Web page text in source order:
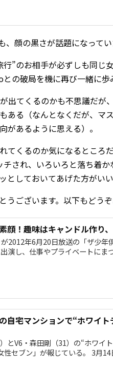
顔の黒さが話題になってい
”のお相手が必ずしも同じ
の破局を機に再び一緒に歩
出てくるのかも不思議だが
ある（なんとなくだが、マ
があるように思える）。
てくるのか気になるところ
され、いろいろと落ち着
としておいてあげた方がい
うございます。以下もどうぞ
顔！趣味はキャンドル作り
2012年6月20日放送の「ザ少年
演し、仕事やプライベートにま
自宅マンションで“ホワイ
とV6・森田剛（31）の“ホワイ
性セブン」が報じている。 3月14